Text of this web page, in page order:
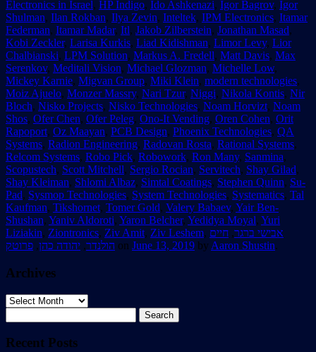
Electronics in Israel, HP Indigo, Ido Ashkenazi, Igor Bagrov, Igor
Shulman, Ilan Rokban, Ilya Zevin, Inteltek, IPM Electronics, Itamar
Federman, Itamar Madar, Itl, Jakob Zilberstein, Jonathan Masad,
Kobi Zeckler, Larisa Kurkis, Liad Kidishman, Limor Levy, Lior
Chalbianski, LPM Solution, Markus A. Fredell, Matt Davis, Max
Serenkov, Meditali Vision, Michael Glozman, Michelle Low,
Mickey Karnie, Migvan Group, Miki Klein, modern technologies,
Moiz Ajuelo, Monzer Massry, Nari Tzur, Niggi, Nikola Kontis, Nir
Bloch, Nisko Projects, Nisko Technologies, Noam Horvizt, Noam
Shos, Ofer Chen, Ofer Peleg, Ono-It Vending, Oren Cohen, Orit
Rapoport, Oz Maayan, PCB Design, Phoenix Technologies, QA
Systems, Radion Engineering, Radovan Rosta, Rational Systems,
Relcom Systems, Robo Pick, Robowork, Ron Many, Sanmina,
Scopustech, Scott Mitchell, Sergio Rocian, Servitech, Shay Gilad,
Shay Kleiman, Shlomi Albaz, Simtal Coatings, Stephen Quinn, Su-
Pad, Sysmop Technologies, System Technologies, Systematics, Tal
Kaufman, Tikshornet, Tomer Gold, Valery Babaev, Yair Ben-
Shushan, Yaniv Aldoroti, Yaron Belcher, Yedidya Moyal, Yuri
Liziakin, Ziontronics, Ziv Amit, Ziv Leshem, אבישי ברגר, חיים
הולנדר, יהודה כהן, פרוטק on June 13, 2019 by Aaron Shustin.
Archives
Archives
for:
Recent Posts